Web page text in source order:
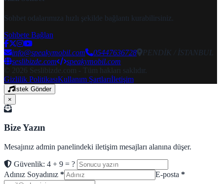
Sohbet odalarımıza hızlı şekilde bağlantı kurabilirsiniz.
Sohbete Bağlan
info@speakymobil.com 05447636728
PENDİK / İSTANBUL
seslibizde.com
speakymobil.com
© 2026 Seslibizde.com - Tüm hakları saklıdır.
Gizlilik PolitikasıKullanım Şartlarıİletişim
İstek Gönder
×
Bize Yazın
Mesajınız admin panelindeki iletişim mesajları alanına düşer.
Güvenlik: 4 + 9 = ?
Adınız Soyadınız * E-posta *